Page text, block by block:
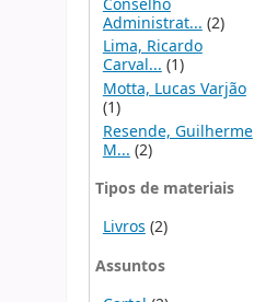
Administrat... (2)
Lima, Ricardo
Carval...(1)
Motta, Lucas Varjão
(1)
Resende, Guilherme
M... (2)
Tipos de materiais
Livros (2)
Assuntos